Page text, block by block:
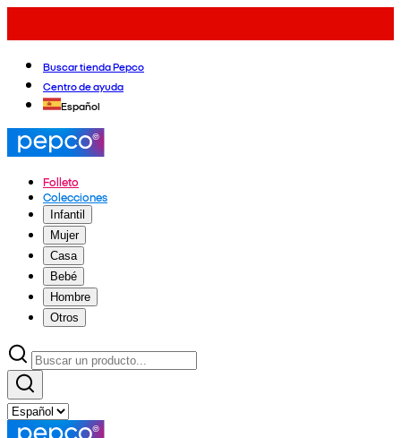
Buscar tienda Pepco
Centro de ayuda
Español
Folleto
Colecciones
Infantil
Mujer
Casa
Bebé
Hombre
Otros